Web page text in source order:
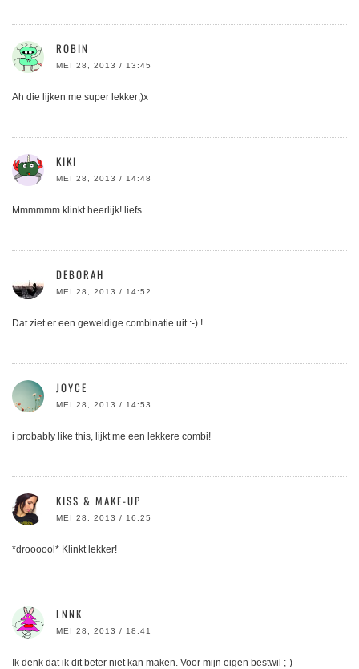
ROBIN
MEI 28, 2013 / 13:45
Ah die lijken me super lekker;)x
KIKI
MEI 28, 2013 / 14:48
Mmmmmm klinkt heerlijk! liefs
DEBORAH
MEI 28, 2013 / 14:52
Dat ziet er een geweldige combinatie uit :-) !
JOYCE
MEI 28, 2013 / 14:53
i probably like this, lijkt me een lekkere combi!
KISS & MAKE-UP
MEI 28, 2013 / 16:25
*droooool* Klinkt lekker!
LNNK
MEI 28, 2013 / 18:41
Ik denk dat ik dit beter niet kan maken. Voor mijn eigen bestwil ;-)